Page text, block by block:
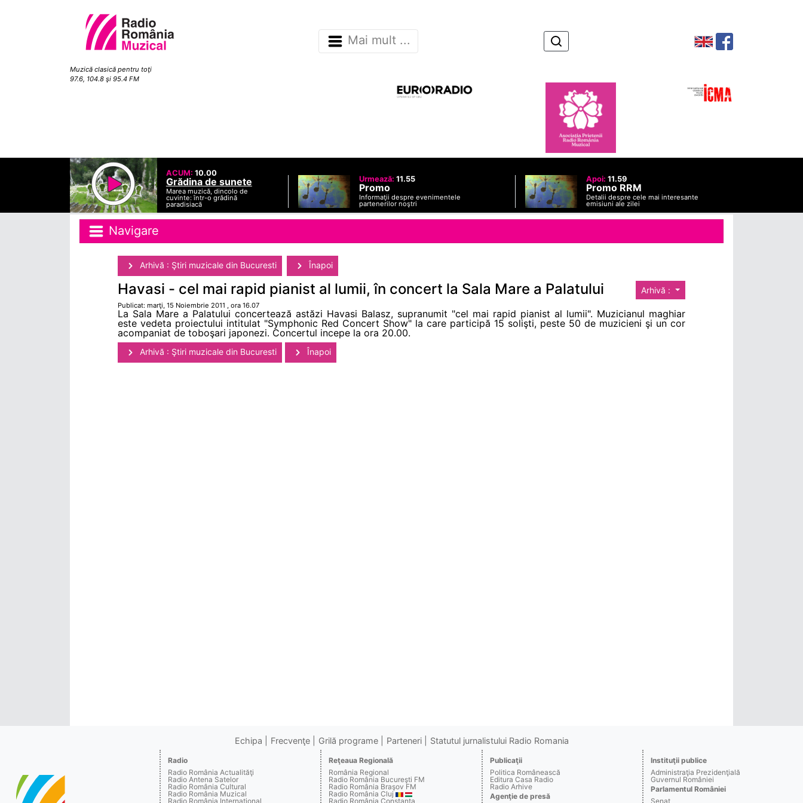
Muzică clasică pentru toţi
97.6, 104.8 şi 95.4 FM
Mai mult ...
ACUM: 10.00
Grădina de sunete
Marea muzică, dincolo de
cuvinte: într-o grădină
paradisiacă
Urmează: 11.55
Promo
Informaţii despre evenimentele
partenerilor noştri
Apoi: 11.59
Promo RRM
Detalii despre cele mai interesante
emisiuni ale zilei
Navigare
Arhivă : Ştiri muzicale din Bucuresti Înapoi
Arhivă :
Havasi - cel mai rapid pianist al lumii, în concert la Sala Mare a Palatului
Publicat: marţi, 15 Noiembrie 2011 , ora 16.07
La Sala Mare a Palatului concertează astăzi Havasi Balasz, supranumit "cel mai rapid pianist al lumii". Muzicianul maghiar
este vedeta proiectului intitulat "Symphonic Red Concert Show" la care participă 15 solişti, peste 50 de muzicieni şi un cor
acompaniat de toboşari japonezi. Concertul incepe la ora 20.00.
Arhivă : Ştiri muzicale din Bucuresti Înapoi
Echipa Frecvenţe Grilă programe Parteneri Statutul jurnalistului Radio Romania
Radio
Radio România Actualităţi
Radio Antena Satelor
Radio România Cultural
Radio România Muzical
Radio România Internaţional
Reţeaua Regională
România Regional
Radio România Bucureşti FM
Radio România Braşov FM
Radio România Cluj
Radio România Constanţa
Publicaţii
Politica Românească
Editura Casa Radio
Radio Arhive
Agenţie de presă
Instituţii publice
Administraţia Prezidenţială
Guvernul României
Parlamentul României
Senat